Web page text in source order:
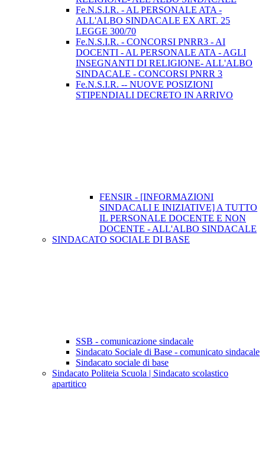
Fe.N.S.I.R. - AL PERSONALE ATA -
ALL'ALBO SINDACALE EX ART. 25
LEGGE 300/70
Fe.N.S.I.R. - CONCORSI PNRR3 - AI
DOCENTI - AL PERSONALE ATA - AGLI
INSEGNANTI DI RELIGIONE- ALL'ALBO
SINDACALE - CONCORSI PNRR 3
Fe.N.S.I.R. -- NUOVE POSIZIONI
STIPENDIALI DECRETO IN ARRIVO
FENSIR - [INFORMAZIONI
SINDACALI E INIZIATIVE] A TUTTO
IL PERSONALE DOCENTE E NON
DOCENTE - ALL'ALBO SINDACALE
SINDACATO SOCIALE DI BASE
SSB - comunicazione sindacale
Sindacato Sociale di Base - comunicato sindacale
Sindacato sociale di base
Sindacato Politeia Scuola | Sindacato scolastico
apartitico